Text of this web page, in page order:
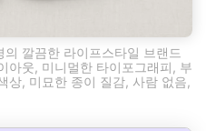
깔끔한 라이프스타일 브랜드
아웃, 미니멀한 타이포그래피, 부
상, 미묘한 종이 질감, 사람 없음,